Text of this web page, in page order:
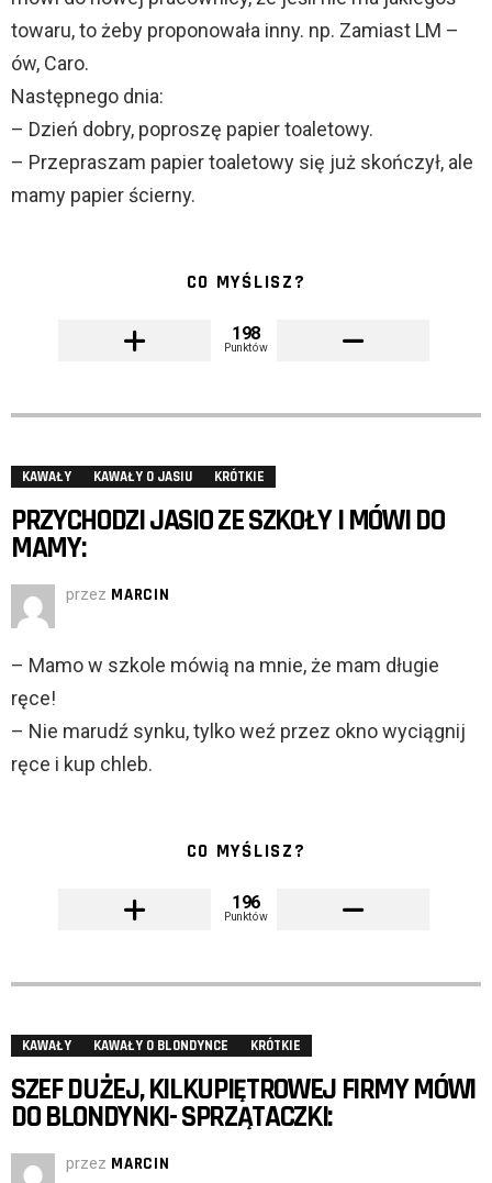
towaru, to żeby proponowała inny. np. Zamiast LM –
ów, Caro.
Następnego dnia:
– Dzień dobry, poproszę papier toaletowy.
– Przepraszam papier toaletowy się już skończył, ale
mamy papier ścierny.
CO MYŚLISZ?
198
Punktów
KAWAŁY KAWAŁY O JASIU KRÓTKIE
PRZYCHODZI JASIO ZE SZKOŁY I MÓWI DO
MAMY:
przez MARCIN
– Mamo w szkole mówią na mnie, że mam długie
ręce!
– Nie marudź synku, tylko weź przez okno wyciągnij
ręce i kup chleb.
CO MYŚLISZ?
196
Punktów
KAWAŁY KAWAŁY O BLONDYNCE KRÓTKIE
SZEF DUŻEJ, KILKUPIĘTROWEJ FIRMY MÓWI
DO BLONDYNKI- SPRZĄTACZKI:
przez MARCIN